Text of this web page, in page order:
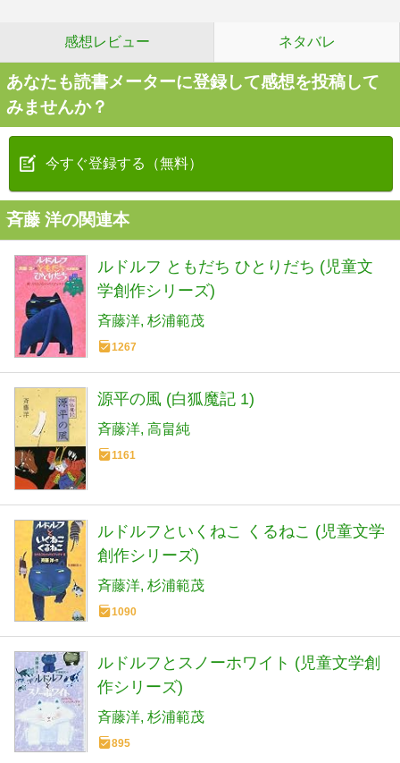
感想レビュー ネタバレ
あなたも読書メーターに登録して感想を投稿して
みませんか？
今すぐ登録する（無料）
斉藤 洋の関連本
ルドルフ ともだち ひとりだち (児童文
学創作シリーズ)
斉藤洋 杉浦範茂
1267
源平の風 (白狐魔記 1)
斉藤洋 高畠純
1161
ルドルフといくねこ くるねこ (児童文学
創作シリーズ)
斉藤洋 杉浦範茂
1090
ルドルフとスノーホワイト (児童文学創
作シリーズ)
斉藤洋 杉浦範茂
895